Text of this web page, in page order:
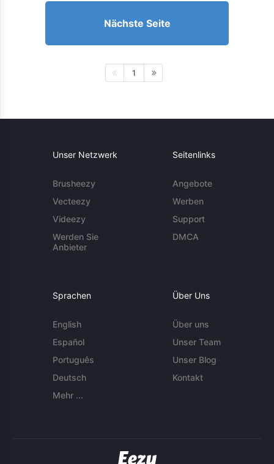
Nächste Seite
1
Unser Netzwerk
Brusheezy
Vecteezy
Videezy
Werden Sie
Anbieter
Seitenlinks
Angebote
Werben
Support
DMCA
Sprachen
English
Español
Português
Deutsch
Mehr ...
Über Uns
Über uns
Unser Team
Unser Blog
Kontakt